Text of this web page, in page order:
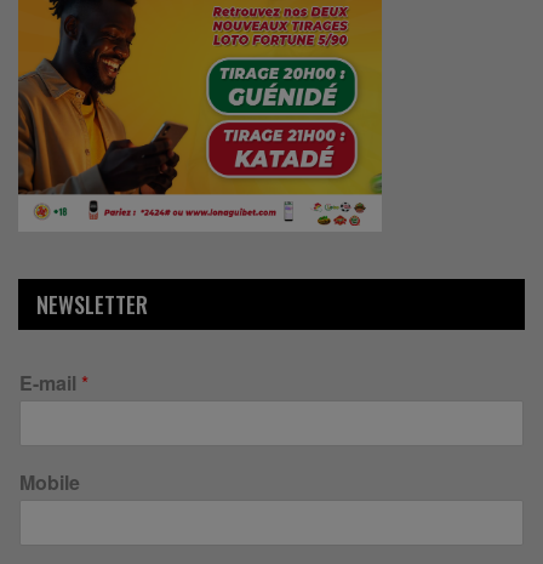
NEWSLETTER
E-mail *
Mobile